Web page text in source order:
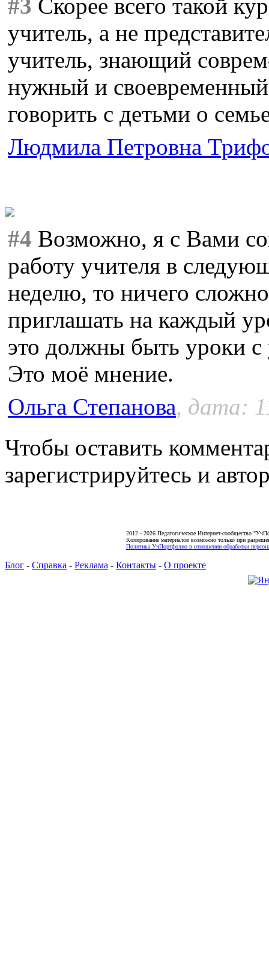
#3 Скорее всего такой
учитель, а не
учитель, знающий
нужный и
говорить с детьми о
Людмила Петровна
#4 Возможно, я с Вами
работу учителя в
неделю, то ничего
приглашать на каждый
это должны быть уроки с
Это моё мнение.
Ольга Степанова, дата:
Чтобы оставить
зарегистрируйтесь и
2012 - 2026 Педагогическое Интернет-сообщество
Копирование материалов возможно только при
Политика УчПортфолио в отношении обработки
Блог - Справка - Реклама - Контакты - О проекте